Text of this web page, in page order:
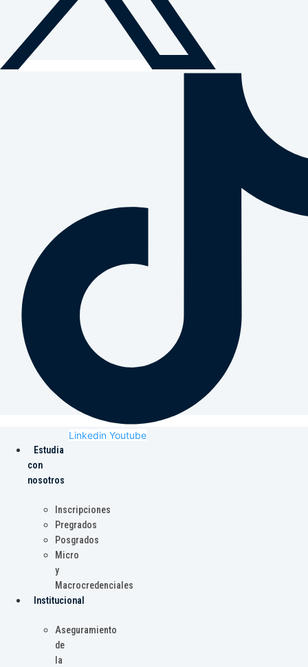
Linkedin Youtube
Estudia
con
nosotros
Inscripciones
Pregrados
Posgrados
Micro
y
Macrocredenciales
Institucional
Aseguramiento
de
la